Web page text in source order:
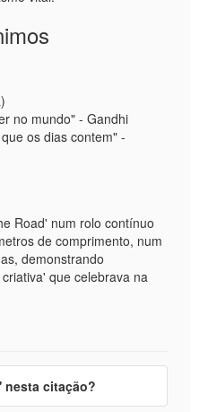
no mundo" - Gandhi
os dias contem" -
Road' num rolo contínuo
de comprimento, num
demonstrando
que celebrava na
citação?